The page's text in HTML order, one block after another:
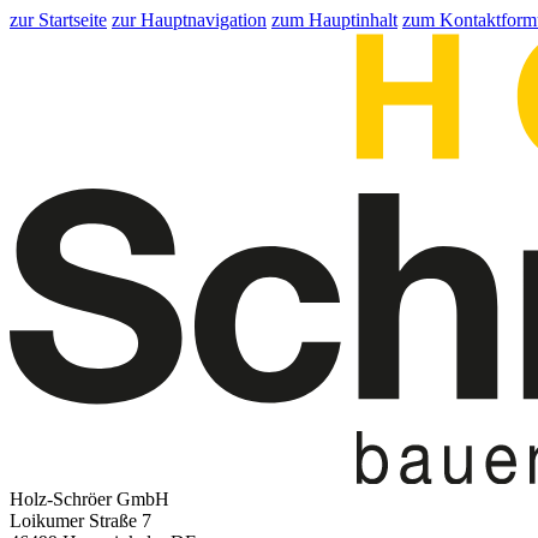
zur Startseite zur Hauptnavigation zum Hauptinhalt zum
Holz-Schröer GmbH
Loikumer Straße 7